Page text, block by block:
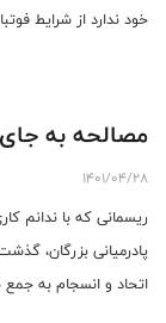
خود ندارد از شرایط
مصالحه به
1401/04/28
ریسمانی که با ندانم
پادرمیانی بزرگان،
اتحاد و انسجام به جمع